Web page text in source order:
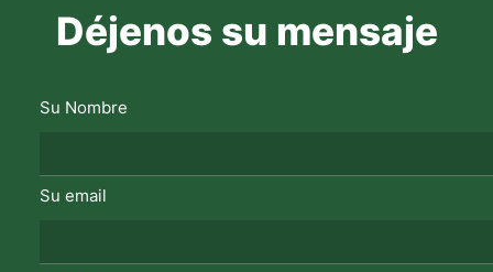
Déjenos su mensaje
Su Nombre
Su email